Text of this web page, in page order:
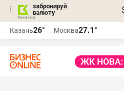
забронируй
валюту
Казань26° Москва27.1°